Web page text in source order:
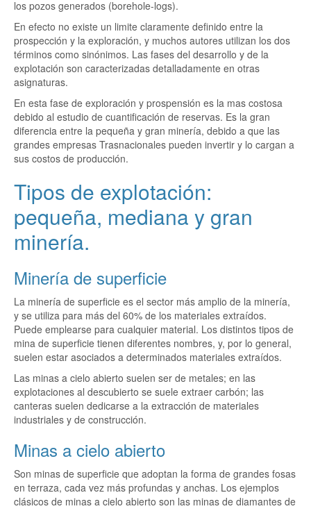
los pozos generados (borehole-logs).
En efecto no existe un limite claramente definido entre la
prospección y la exploración, y muchos autores utilizan los dos
términos como sinónimos. Las fases del desarrollo y de la
explotación son caracterizadas detalladamente en otras
asignaturas.
En esta fase de exploración y prospensión es la mas costosa
debido al estudio de cuantificación de reservas. Es la gran
diferencia entre la pequeña y gran minería, debido a que las
grandes empresas Trasnacionales pueden invertir y lo cargan a
sus costos de producción.
Tipos de explotación:
pequeña, mediana y gran
minería.
Minería de superficie
La minería de superficie es el sector más amplio de la minería,
y se utiliza para más del 60% de los materiales extraídos.
Puede emplearse para cualquier material. Los distintos tipos de
mina de superficie tienen diferentes nombres, y, por lo general,
suelen estar asociados a determinados materiales extraídos.
Las minas a cielo abierto suelen ser de metales; en las
explotaciones al descubierto se suele extraer carbón; las
canteras suelen dedicarse a la extracción de materiales
industriales y de construcción.
Minas a cielo abierto
Son minas de superficie que adoptan la forma de grandes fosas
en terraza, cada vez más profundas y anchas. Los ejemplos
clásicos de minas a cielo abierto son las minas de diamantes de